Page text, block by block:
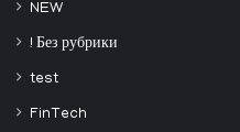
NEW
! Без рубрики
test
FinTech